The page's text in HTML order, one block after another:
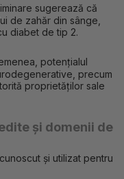
sugerează că
de zahăr din sânge,
diabet de tip 2.
potențialul
precum
proprietăților sale
și domenii de
și utilizat pentru